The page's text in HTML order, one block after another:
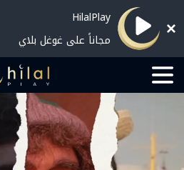
HilalPlay
مجاناً على غوغل بلاي